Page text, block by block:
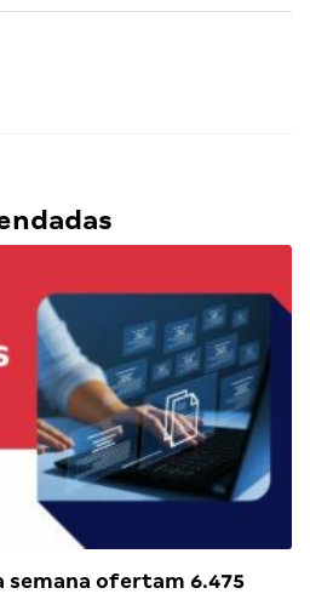
semana ofertam 6.475